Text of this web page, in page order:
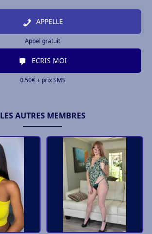
APPELLE
Appel gratuit
ECRIS MOI
0.50€ + prix SMS
LES AUTRES MEMBRES